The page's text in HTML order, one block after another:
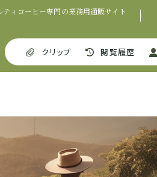
ィコーヒー専門の業務用通販サイト
クリップ 閲覧履歴